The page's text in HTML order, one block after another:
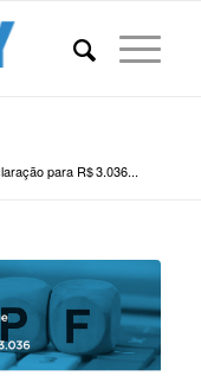
para R$ 3.036...